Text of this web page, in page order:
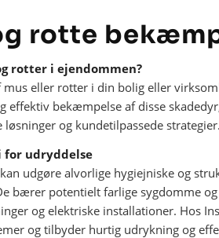
rotte
rotter i ejendommen?
mus eller rotter i din bolig eller
effektiv bekæmpelse af disse
og kundetilpassede strategier.
for udryddelse
udgøre alvorlige hygiejniske og
bærer potentielt farlige sygdomme
og elektriske installationer. Hos
og tilbyder hurtig udrykning og